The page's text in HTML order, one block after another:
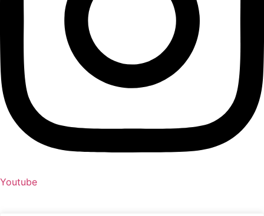
Youtube